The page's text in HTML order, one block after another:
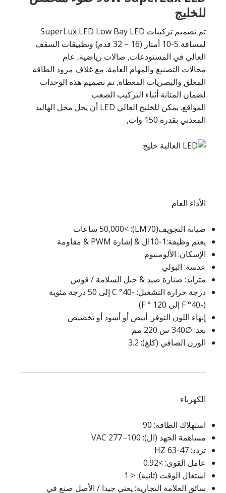
للخليج
تم تصميم تركيبات SuperLux LED Low Bay LED
لمسافة 5-10 أمتار (16 – 32 قدم) وتطبيقات السقف
العالي في المستودعات, صالات رياضية, عام
مجالات التصنيع والمهام العامة. مع غلاف مزود الطاقة
المغلق والبصريات المغطاة, تم تصميم هذه الوحدات
لضمان المتانة أثناء التركيب الصعب
المواقع. يمكن للخليج العالي LED أن يحل محل الهاليد
المعدني بقدرة 150 وات,
الأداء العام
صيانة التجويف(LM70): >50,000 ساعات
يعتم وظيفة:1-10ال & إشارة PWM & مقاومة
الإسكان: الألومنيوم
عدسة: البولي
متزايد: صنارة صيد & حبل السلامة / قوس
درجة حرارة التشغيل: -40° C إلى 50 درجة مئوية
(-40° F إلى 120 ° F)
إنهاء اللون التوفر: أبيض أو أسود أو تخصيص
بعد: ∅340 س 220 مم
الوزن الصافي (كلغ): 3.2
الكهرباء
استهلاك الطاقة: 90
مساهمة الجهد (ال): 100- 277 VAC
تردد: 47-63 HZ
عامل القوى: >0.92
اشتعال الوقت (ثانية): < 1
سائق العلامة التجارية: يعني جيدا / الأصل صنع في